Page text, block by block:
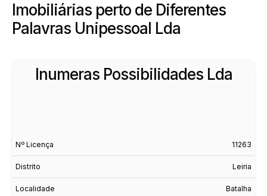
Imobiliárias perto de Diferentes
Palavras Unipessoal Lda
Inumeras Possibilidades Lda
Nº Licença 11263
Distrito Leiria
Localidade Batalha